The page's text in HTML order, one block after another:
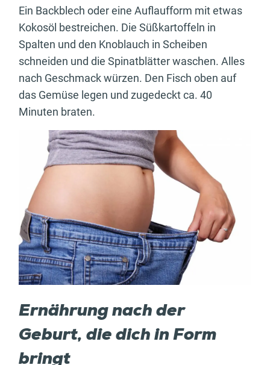
Ein Backblech oder eine Auflaufform mit etwas
Kokosöl bestreichen. Die Süßkartoffeln in
Spalten und den Knoblauch in Scheiben
schneiden und die Spinatblätter waschen. Alles
nach Geschmack würzen. Den Fisch oben auf
das Gemüse legen und zugedeckt ca. 40
Minuten braten.
Ernährung nach der
Geburt, die dich in Form
bringt